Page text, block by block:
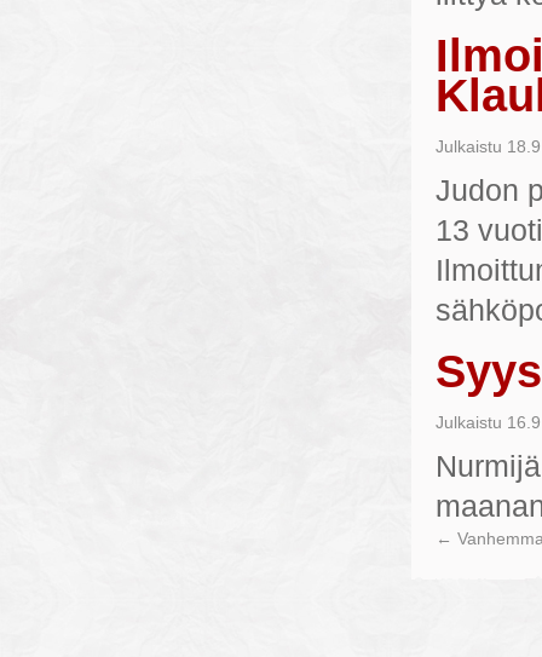
Julkaistu
Judon
13
Julkaistu
←